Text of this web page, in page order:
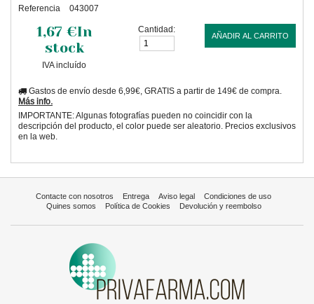
Referencia 043007
1,67 €In
stock
IVA incluído
Cantidad:
AÑADIR AL CARRITO
Gastos de envío desde 6,99€, GRATIS a partir de 149€ de compra.
Más info.
IMPORTANTE: Algunas fotografías pueden no coincidir con la
descripción del producto, el color puede ser aleatorio. Precios exclusivos
en la web.
Contacte con nosotros Entrega Aviso legal
Condiciones de uso
Quines somos
Política de Cookies Devolución y reembolso